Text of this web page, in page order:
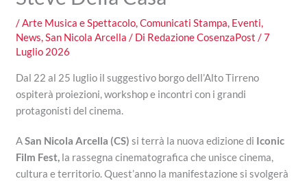
/Arte Musica e Spettacolo,Comunicati Stampa, Eventi,
News,San Nicola Arcella / Di Redazione CosenzaPost/7
Luglio 2026
Dal 22 al 25 luglio il suggestivo borgo dell’Alto Tirreno
ospiterà proiezioni, workshop e incontri con i grandi
protagonisti del cinema.
ASan Nicola Arcella (CS) si terrà la nuova edizione di Iconic
Film Fest, la rassegna cinematografica che unisce cinema,
cultura e territorio. Quest’anno la manifestazione si svolgerà